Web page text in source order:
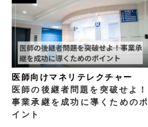
医師向けマネリテレクチャー
医師の後継者問題を突破せよ！
事業承継を成功に導くためのポ
イント